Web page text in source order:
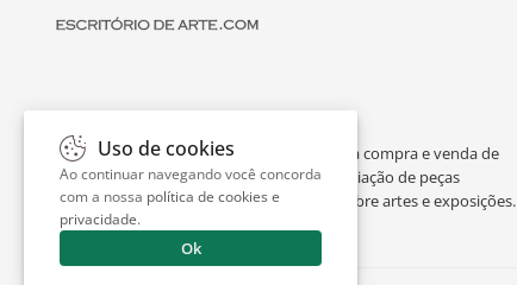
O Escritório de Arte é um portal dedicado à compra e venda de
obras de arte de artistas consagrados, avaliação de peças
individuais ou de espólios, curiosidades sobre artes e exposições.
Uso de cookies
Ao continuar navegando você concorda
com a nossa política de cookies e
privacidade.
Ok